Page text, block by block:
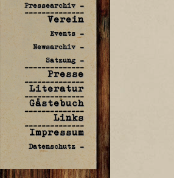
Pressearchiv -
--------------
Verein
Events -
Newsarchiv -
Satzung -
--------------
Presse
--------------
Literatur
--------------
Gästebuch
--------------
Links
--------------
Impressum
Datenschutz -